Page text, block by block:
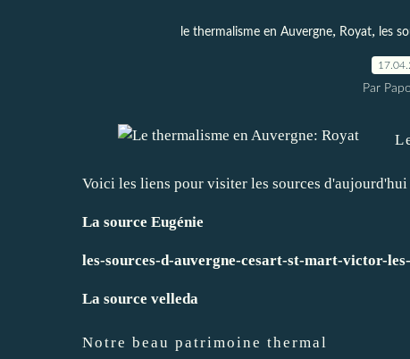
le thermalisme en Auvergne, Royat, les
Par
Voici les liens pour visiter les sources
La source Eugénie
les-sources-d-auvergne-cesart-st-mart-victor-
La source velleda
Notre beau patrimoine thermal